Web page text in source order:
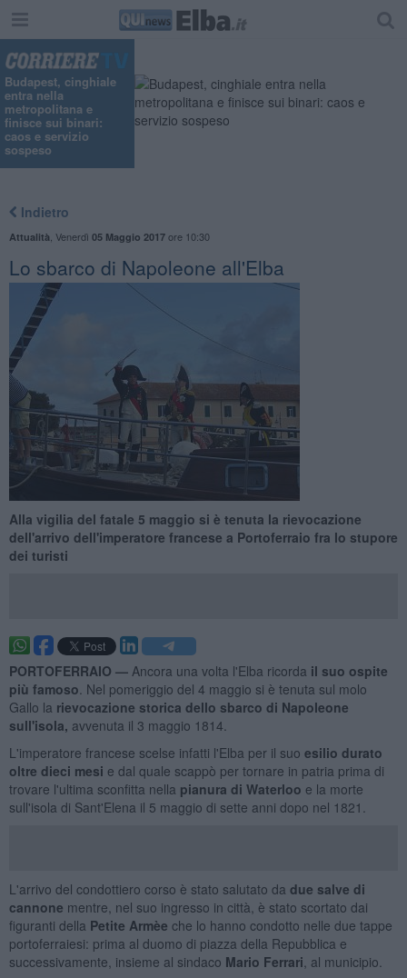
Budapest, cinghiale
entra nella
metropolitana e
finisce sui binari:
caos e servizio
sospeso
Indietro
Attualità Venerdì 05 Maggio 2017ore 10:30
Lo sbarco di Napoleone all'Elba
Alla vigilia del fatale 5 maggio si è tenuta la rievocazione
dell'arrivo dell'imperatore francese a Portoferraio fra lo stupore
dei turisti
PORTOFERRAIO — Ancora una volta l'Elba ricorda il suo ospite
più famoso . Nel pomeriggio del 4 maggio si è tenuta sul molo
Gallo la rievocazione storica dello sbarco di Napoleone
sull'isola, avvenuta il 3 maggio 1814.
L'imperatore francese scelse infatti l'Elba per il suo esilio durato
oltre dieci mesi e dal quale scappò per tornare in patria prima di
trovare l'ultima sconfitta nella pianura di Waterloo e la morte
sull'isola di Sant'Elena il 5 maggio di sette anni dopo nel 1821.
L'arrivo del condottiero corso è stato salutato da due salve di
cannone mentre, nel suo ingresso in città, è stato scortato dai
figuranti della Petite Armèe che lo hanno condotto nelle due tappe
portoferraiesi: prima al duomo di piazza della Repubblica e
successivamente, insieme al sindaco Mario Ferrari , al municipio.